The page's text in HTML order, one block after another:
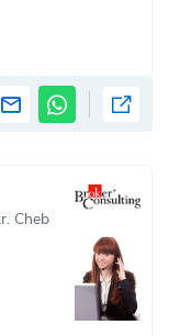
Cheb